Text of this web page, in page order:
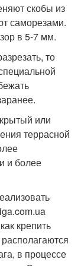
скобы из
саморезами.
в 5-7 мм.
то
или
террасной
и более
крепить
в процессе